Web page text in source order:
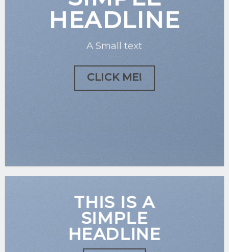
HEADLINE
A Small text
CLICK ME!
THIS IS A
SIMPLE
HEADLINE